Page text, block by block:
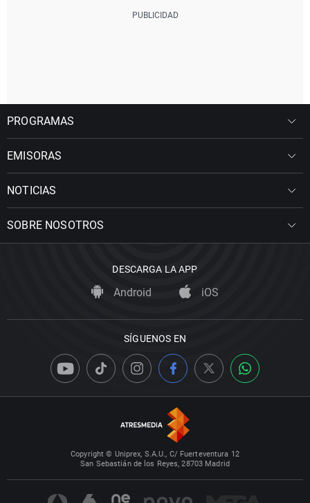
PROGRAMAS
EMISORAS
NOTICIAS
SOBRE NOSOTROS
DESCARGA LA APP
Android iOS
SÍGUENOS EN
Copyright © Uniprex, S.A.U., C/ Fuerteventura 12
San Sebastián de los Reyes, 28703 Madrid